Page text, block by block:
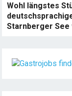
Wohl längstes
Starnberger See